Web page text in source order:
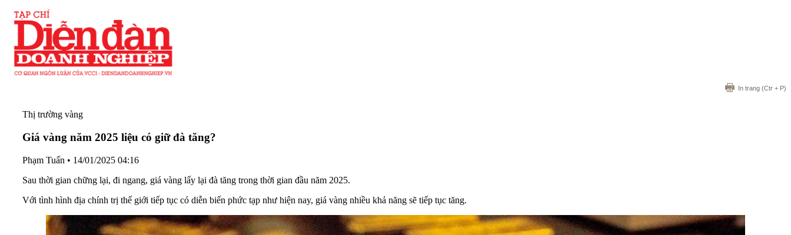
In trang (Ctr + P)
Thị trường vàng
Giá vàng năm 2025 liệu có giữ đà tăng?
Phạm Tuấn • 14/01/2025 04:16
Sau thời gian chững lại, đi ngang, giá vàng lấy lại đà tăng trong thời gian đầu năm 2025.
Với tình hình địa chính trị thế giới tiếp tục có diễn biến phức tạp như hiện nay, giá vàng nhiều khả năng sẽ tiếp tục tăng.